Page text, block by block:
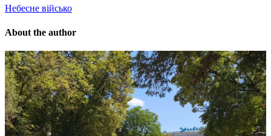
Небесне військо
About the author